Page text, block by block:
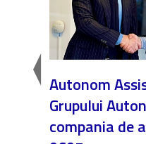
Autonom
Grupului
compania de